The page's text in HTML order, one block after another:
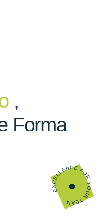
,
Forma
EXCELLENCE FOR YOUR TEAM